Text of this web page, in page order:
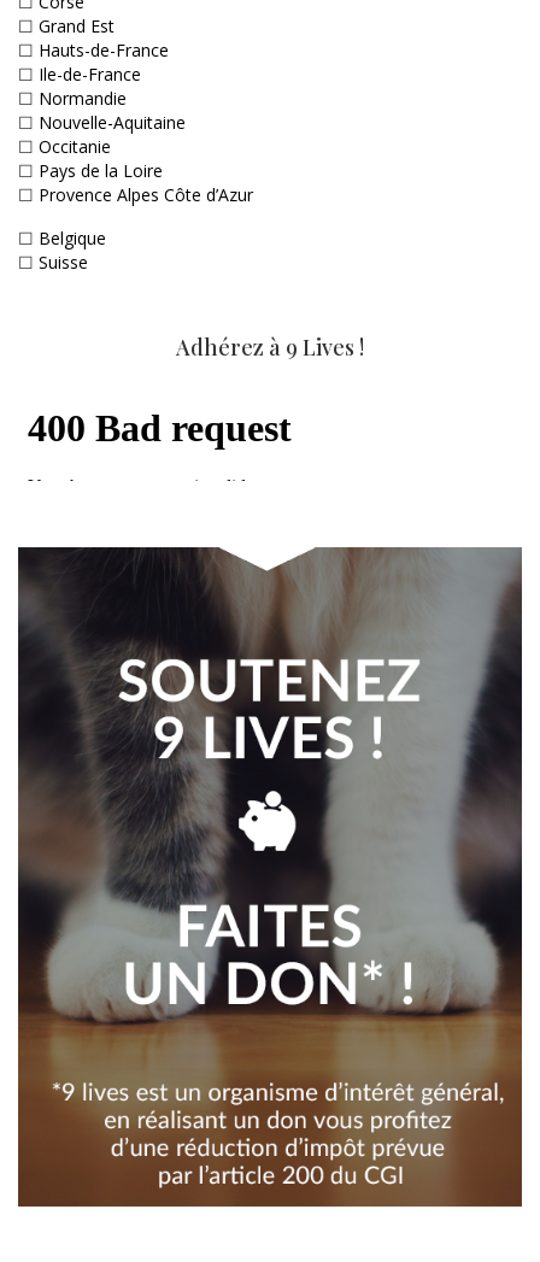
☐ Grand Est
☐ Hauts-de-France
☐ Ile-de-France
☐ Normandie
☐ Nouvelle-Aquitaine
☐ Occitanie
☐ Pays de la Loire
☐ Provence Alpes Côte d’Azur
☐ Belgique
☐ Suisse
Adhérez à 9 Lives !